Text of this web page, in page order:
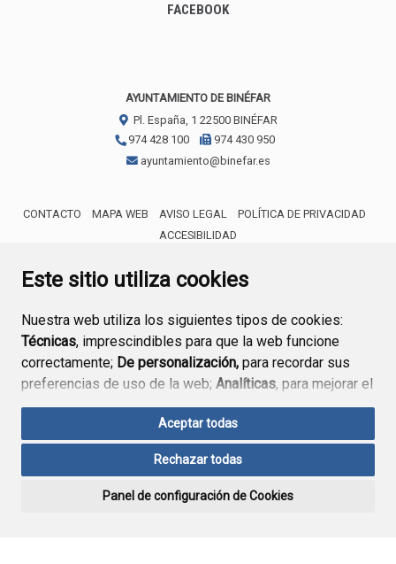
Este sitio utiliza cookies
Nuestra web utiliza los siguientes tipos de cookies:
Técnicas, imprescindibles para que la web funcione
correctamente; De personalización, para recordar sus
preferencias de uso de la web; Analíticas, para mejorar el
funcionamiento de la web y sus servicios.
Si acepta pulsando el botón“Aceptar todas”
consideramos que acepta su uso. Si pulsa el botón
ninguna acción, se guardarán las cookies técnicas
Aceptar todas
Rechazar todas
Panel de configuración de Cookies
FACEBOOK
AYUNTAMIENTO DE BINÉFAR
Pl. España, 1 22500 BINÉFAR
974 428 100
974 430 950
ayuntamiento@binefar.es
CONTACTO MAPA WEB AVISO LEGAL
POLÍTICA DE PRIVACIDAD
ACCESIBILIDAD